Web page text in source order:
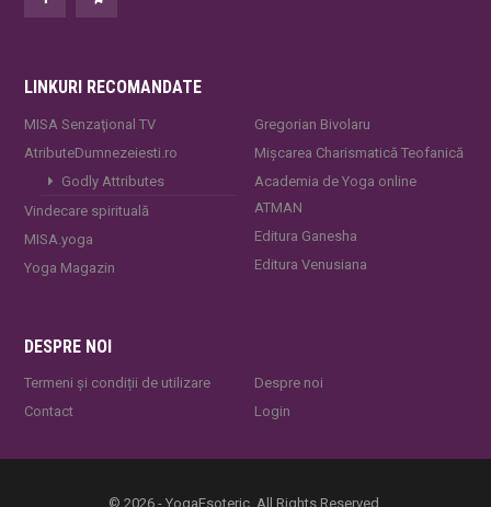
LINKURI RECOMANDATE
MISA Senzaţional TV
AtributeDumnezeiesti.ro
Godly Attributes
Vindecare spirituală
MISA.yoga
Yoga Magazin
Gregorian Bivolaru
Mișcarea Charismatică Teofanică
Academia de Yoga online
ATMAN
Editura Ganesha
Editura Venusiana
DESPRE NOI
Termeni și condiții de utilizare
Contact
Despre noi
Login
© 2026 - YogaEsoteric. All Rights Reserved.